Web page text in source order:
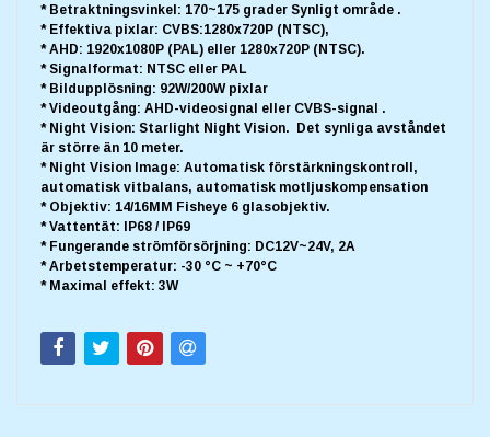
* Betraktningsvinkel: 170~175 grader Synligt område .
* Effektiva pixlar: CVBS:1280x720P (NTSC),
* AHD: 1920x1080P (PAL) eller 1280x720P (NTSC).
* Signalformat: NTSC eller PAL
* Bildupplösning: 92W/200W pixlar
* Videoutgång: AHD-videosignal eller CVBS-signal .
* Night Vision: Starlight Night Vision. Det synliga avståndet
är större än 10 meter.
* Night Vision Image: Automatisk förstärkningskontroll,
automatisk vitbalans, automatisk motljuskompensation
* Objektiv: 14/16MM Fisheye 6 glasobjektiv.
* Vattentät: IP68 / IP69
* Fungerande strömförsörjning: DC12V~24V, 2A
* Arbetstemperatur: -30 °C ~ +70°C
* Maximal effekt: 3W